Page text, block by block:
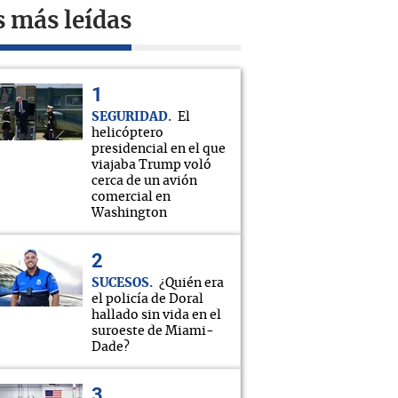
más leídas
SEGURIDAD
El
helicóptero
presidencial en el que
viajaba Trump voló
cerca de un avión
comercial en
Washington
SUCESOS
¿Quién era
el policía de Doral
hallado sin vida en el
suroeste de Miami-
Dade?